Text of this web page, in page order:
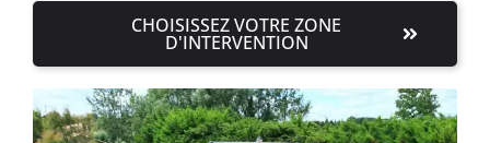
CHOISISSEZ VOTRE ZONE
D'INTERVENTION